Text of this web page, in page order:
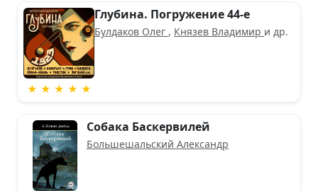
★ ★ ★ ★ ★
Глубина. Погружение 44-е
Булдаков Олег , Князев Владимир и др.
Собака Баскервилей
Большешальский Александр